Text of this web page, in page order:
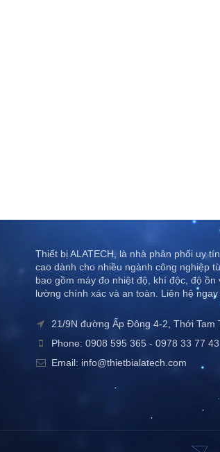
Thiết bị ALATECH, là nhà phân phối uy
cao dành cho nhiều ngành công nghiệp
bao gồm máy đo nhiệt độ, khí độc, độ
lường chính xác và an toàn. Liên hệ
21/9N đường Ấp Đông 4-2, Thới Tam
Phone: 0908 595 365 - 0978 33 77 43
Email: info@thietbialatech.com